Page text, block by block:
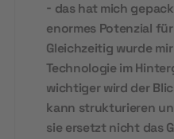
- das hat mich
enormes Potenzial
Gleichzeitig wurde
Technologie im
wichtiger wird der
kann strukturieren
sie ersetzt nicht das